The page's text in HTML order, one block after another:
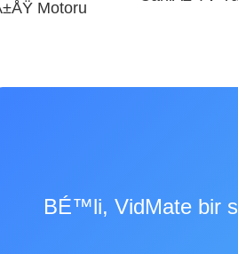
Motoru
BÉ™li, VidMate bir